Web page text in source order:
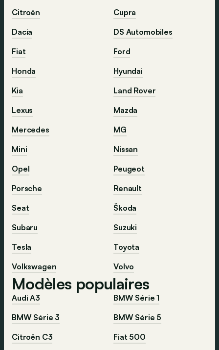
Citroën
Cupra
Dacia
DS Automobiles
Fiat
Ford
Honda
Hyundai
Kia
Land Rover
Lexus
Mazda
Mercedes
MG
Mini
Nissan
Opel
Peugeot
Porsche
Renault
Seat
Škoda
Subaru
Suzuki
Tesla
Toyota
Volkswagen
Volvo
Modèles populaires
Audi A3
BMW Série 1
BMW Série 3
BMW Série 5
Citroën C3
Fiat 500